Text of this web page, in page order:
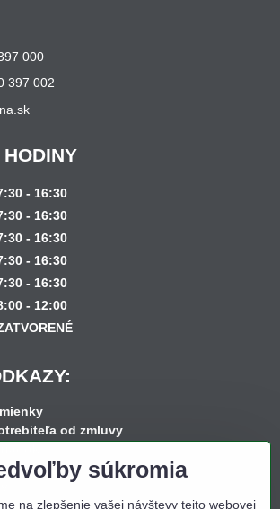
000
397 002
- 16:30
- 16:30
- 16:30
- 16:30
- 16:30
- 12:00
od zmluvy
súkromia
na zlepšenie vašej návštevy tejto webovej